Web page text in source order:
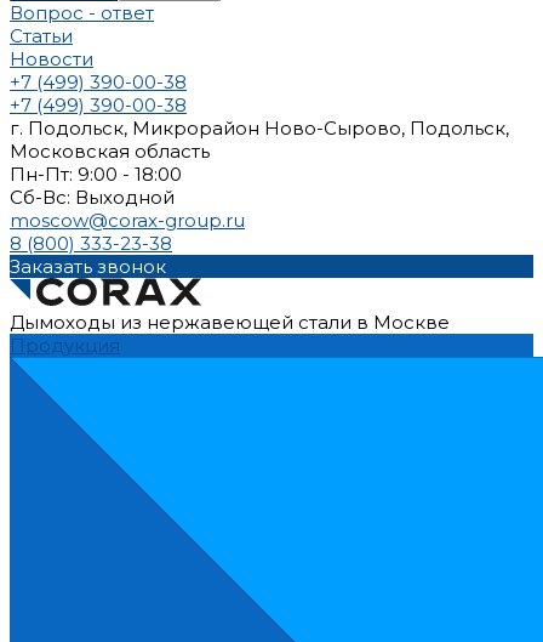
Вопрос - ответ
Статьи
Новости
+7 (499) 390-00-38
+7 (499) 390-00-38
г. Подольск, Микрорайон Ново-Сырово, Подольск,
Московская область
Пн-Пт: 9:00 - 18:00
Cб-Вс: Выходной
moscow@corax-group.ru
8 (800) 333-23-38
Заказать звонок
Дымоходы из нержавеющей стали в Москве
Продукция